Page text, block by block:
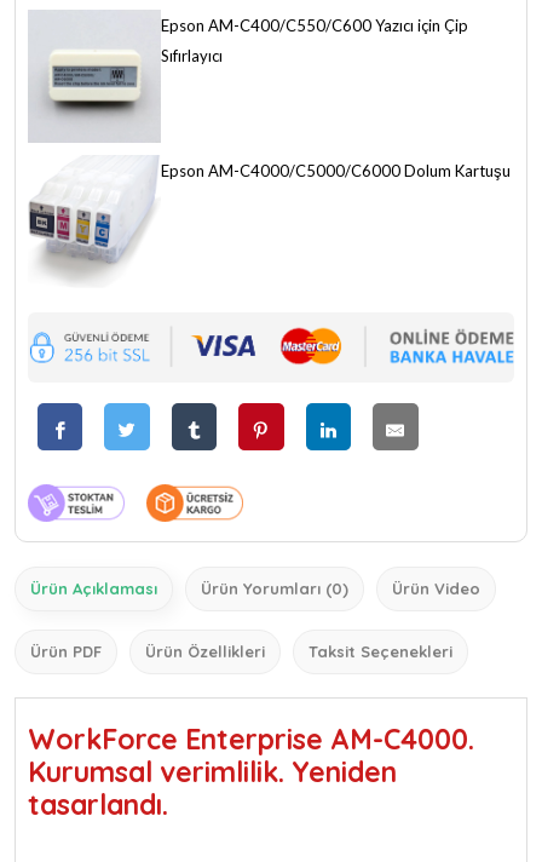
Epson AM-C400/C550/C600 Yazıcı için Çip
Sıfırlayıcı
Epson AM-C4000/C5000/C6000 Dolum Kartuşu
Ürün Açıklaması Ürün Yorumları (0) Ürün Video
Ürün PDF Ürün Özellikleri Taksit Seçenekleri
WorkForce Enterprise AM-C4000.
Kurumsal verimlilik. Yeniden
tasarlandı.